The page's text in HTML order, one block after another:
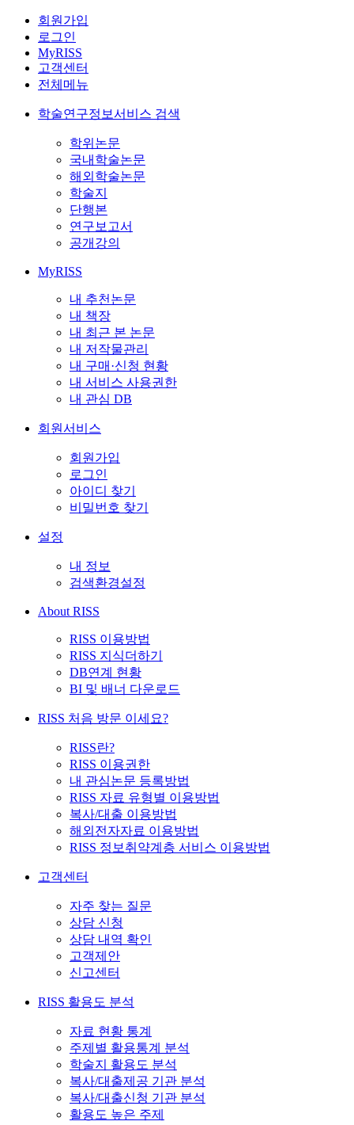
회원가입
로그인
MyRISS
고객센터
전체메뉴
학술연구정보서비스 검색
학위논문
국내학술논문
해외학술논문
학술지
단행본
연구보고서
공개강의
MyRISS
내 추천논문
내 책장
내 최근 본 논문
내 저작물관리
내 구매·신청 현황
내 서비스 사용권한
내 관심 DB
회원서비스
회원가입
로그인
아이디 찾기
비밀번호 찾기
설정
내 정보
검색환경설정
About RISS
RISS 이용방법
RISS 지식더하기
DB연계 현황
BI 및 배너 다운로드
RISS 처음 방문 이세요?
RISS란?
RISS 이용권한
내 관심논문 등록방법
RISS 자료 유형별 이용방법
복사/대출 이용방법
해외전자자료 이용방법
RISS 정보취약계층 서비스 이용방법
고객센터
자주 찾는 질문
상담 신청
상담 내역 확인
고객제안
신고센터
RISS 활용도 분석
자료 현황 통계
주제별 활용통계 분석
학술지 활용도 분석
복사/대출제공 기관 분석
복사/대출신청 기관 분석
활용도 높은 주제